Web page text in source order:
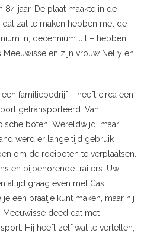
jaar. De plaat maakte in de
zal te maken hebben met de
in, decennium uit – hebben
en zijn vrouw Nelly en
familiebedrijf – heeft circa een
getransporteerd. Van
boten. Wereldwijd, maar
werd er lange tijd gebruik
om de roeiboten te verplaatsen.
en bijbehorende trailers. Uw
altijd graag even met Cas
een praatje kunt maken, maar hij
Meeuwisse deed dat met
Hij heeft zelf wat te vertellen,